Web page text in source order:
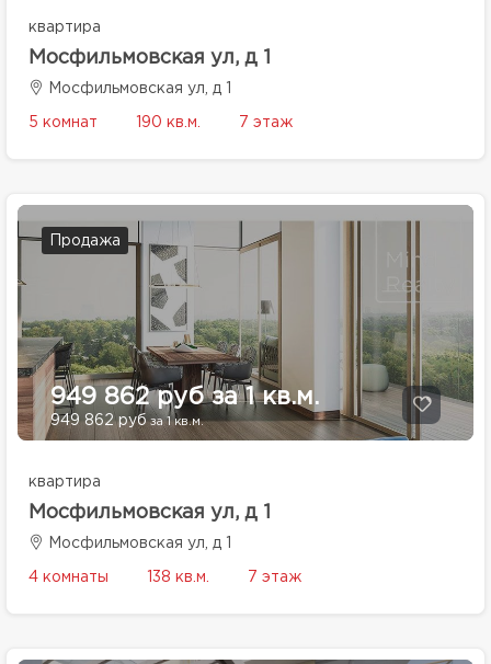
квартира
Мосфильмовская ул, д 1
Мосфильмовская ул, д 1
5 комнат 190 кв.м. 7 этаж
Продажа
949 862 руб за 1 кв.м.
949 862 рубза 1 кв.м.
квартира
Мосфильмовская ул, д 1
Мосфильмовская ул, д 1
4 комнаты 138 кв.м. 7 этаж